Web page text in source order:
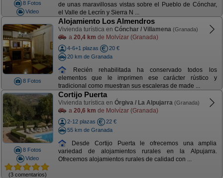
8 Fotos
Video
de unas maravillosas vistas sobre el Pueblo de Cónchar,
el Valle de Lecrín y Sierra N ...
8 Fotos
Alojamiento Los Almendros
Vivienda turística en Cónchar / Villamena (Granada)
a 20,4 km de Molvízar (Granada)
4-6+1 plazas
20 €
20 km de Granada
Recién rehabilitada ha conservado todos los
elementos que le imprimen ese carácter rústico y
tradicional como muestran sus escaleras de made ...
8 Fotos
Video
(3 comentarios)
Cortijo Puerta
Vivienda turística en Órgiva / La Alpujarra (Granada)
a 20,6 km de Molvízar (Granada)
2-12 plazas
22 €
55 km de Granada
Desde Cortijo Puerta le ofrecemos una amplia
variedad de alojamientos rurales en la Alpujarra.
Ofrecemos alojamientos rurales de calidad con ...